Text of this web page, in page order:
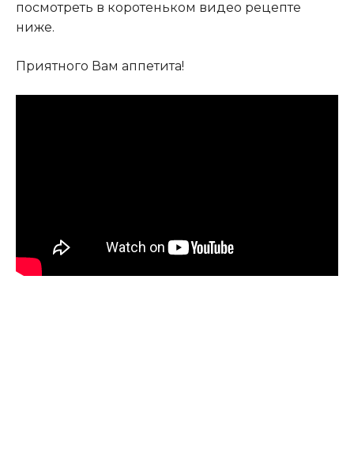
посмотреть в коротеньком видео рецепте
ниже.
Приятного Вам аппетита!